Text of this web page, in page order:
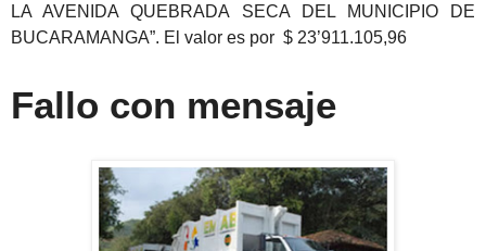
LA AVENIDA QUEBRADA SECA DEL MUNICIPIO DE
BUCARAMANGA”. El valor es por $ 23’911.105,96
Fallo con mensaje